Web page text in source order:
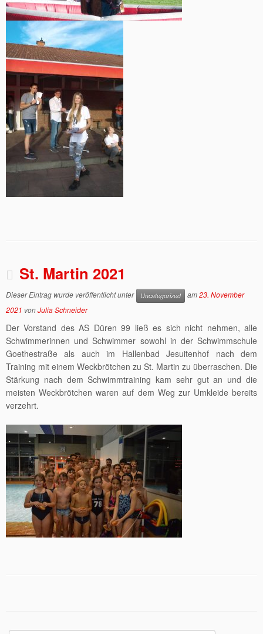
St. Martin 2021
Dieser Eintrag wurde veröffentlicht unter Uncategorized am23. November
2021 vonJulia Schneider
Der Vorstand des AS Düren 99 ließ es sich nicht nehmen, alle
Schwimmerinnen und Schwimmer sowohl in der Schwimmschule
Goethestraße als auch im Hallenbad Jesuitenhof nach dem
Training mit einem Weckbrötchen zu St. Martin zu überraschen. Die
Stärkung nach dem Schwimmtraining kam sehr gut an und die
meisten Weckbrötchen waren auf dem Weg zur Umkleide bereits
verzehrt.